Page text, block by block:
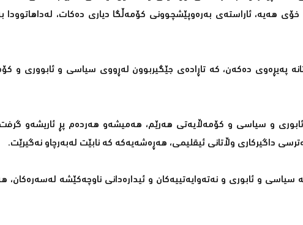
هەیە، ئاراستەی بەرەوپێشچوونی کۆمەڵگا دیاری دەکات،
پەیڕەوی دەکەن، کە تاڕادەی جێگیربوون لەڕووی سیاسی و ئابووری و
و سیاسی و کۆمەڵایەتی هەرێم، هەمیشەو هەردەم پڕ ئاریشەو گرفت
داگیرکاری وڵاتانی ئیقلیمی، هەڕەشەیەکە کە نابێت لەبەرچاو نەگیرێت.
سیاسی و ئابوری و نەتەوایەتییەکان و ئیدارەدانی ناوچەکێشە لەسەرەکان،